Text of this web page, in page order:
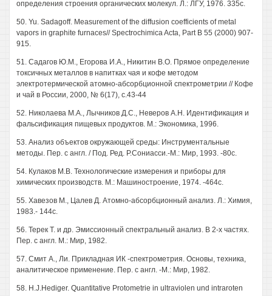
определения строения органических молекул. Л.: ЛГУ, 1976. 335с.
50. Yu. Sadagoff. Measurement of the diffusion coefficients of metal
vapors in graphite furnaces// Spectrochimica Acta, Part В 55 (2000) 907-
915.
51. Садагов Ю.М., Егорова И.А., Никитин В.О. Прямое определение
токсичных металлов в напитках чая и кофе методом
электротермической атомно-абсорбционной спектрометрии // Кофе
и чай в России, 2000, № 6(17), с.43-44
52. Николаева М.А., Лычников Д.С., Неверов А.Н. Идентификация и
фальсификация пищевых продуктов. М.: Экономика, 1996.
53. Анализ объектов окружающей среды: Инструментальные
методы. Пер. с англ. / Под. Ред. Р.Сониасси.-М.: Мир, 1993. -80с.
54. Кулаков М.В. Технологические измерения и приборы для
химических производств. М.: Машиностроение, 1974. -464с.
55. Хавезов М., Цалев Д. Атомно-абсорбционный анализ. Л.: Химия,
1983.- 144с.
56. Терек Т. и др. Эмиссионный спектральный анализ. В 2-х частях.
Пер. с англ. М.: Мир, 1982.
57. Смит А., Ли. Прикладная ИК -спектрометрия. Основы, техника,
аналитическое применение. Пер. с англ. -М.: Мир, 1982.
58. H.J.Hediger. Quantitative Protometrie in ultraviolen und intraroten